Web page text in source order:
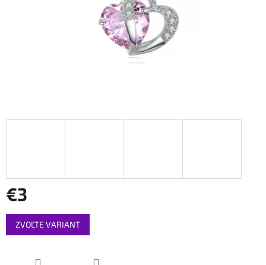
€3
Jednotková
cena:
ZVOĽTE VARIANT